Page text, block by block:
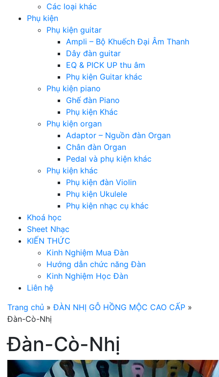
Các loại khác
Phụ kiện
Phụ kiện guitar
Ampli – Bộ Khuếch Đại Âm Thanh
Dây đàn guitar
EQ & PICK UP thu âm
Phụ kiện Guitar khác
Phụ kiện piano
Ghế đàn Piano
Phụ kiện Khác
Phụ kiện organ
Adaptor – Nguồn đàn Organ
Chân đàn Organ
Pedal và phụ kiện khác
Phụ kiện khác
Phụ kiện đàn Violin
Phụ kiện Ukulele
Phụ kiện nhạc cụ khác
Khoá học
Sheet Nhạc
KIẾN THỨC
Kinh Nghiệm Mua Đàn
Hướng dẫn chức năng Đàn
Kinh Nghiệm Học Đàn
Liên hệ
Trang chủ »ĐÀN NHỊ GỖ HỒNG MỘC CAO CẤP »
Đàn-Cò-Nhị
Đàn-Cò-Nhị